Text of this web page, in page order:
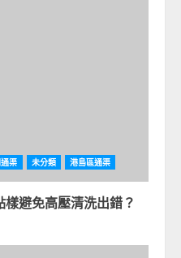
渠 未分類 港島區通渠
避免高壓清洗出錯？